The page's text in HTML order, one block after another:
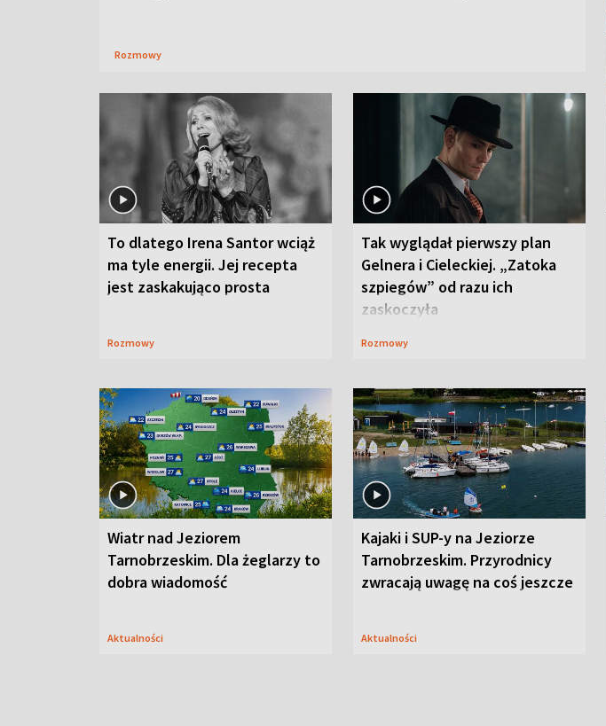
Rozmowy
To dlatego Irena Santor wciąż
ma tyle energii. Jej recepta
jest zaskakująco prosta
Rozmowy
Tak wyglądał pierwszy plan
Gelnera i Cieleckiej. „Zatoka
szpiegów” od razu ich
zaskoczyła
Rozmowy
Wiatr nad Jeziorem
Tarnobrzeskim. Dla żeglarzy to
dobra wiadomość
Aktualności
Kajaki i SUP-y na Jeziorze
Tarnobrzeskim. Przyrodnicy
zwracają uwagę na coś jeszcze
Aktualności